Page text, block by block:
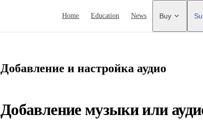
Home Education News Buy
Добавление и настройка аудио
Добавление музыки или